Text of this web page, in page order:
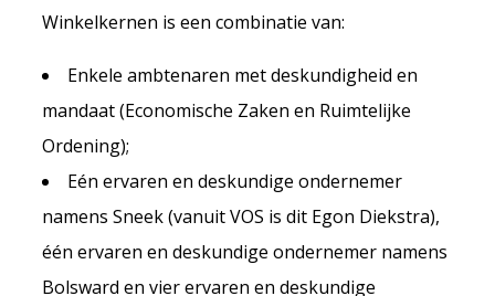
Winkelkernen is een combinatie van:
Enkele ambtenaren met deskundigheid en
mandaat (Economische Zaken en Ruimtelijke
Ordening);
Eén ervaren en deskundige ondernemer
namens Sneek (vanuit VOS is dit Egon Diekstra),
één ervaren en deskundige ondernemer namens
Bolsward en vier ervaren en deskundige